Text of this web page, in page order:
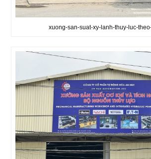
xuong-san-suat-xy-lanh-thuy-luc-